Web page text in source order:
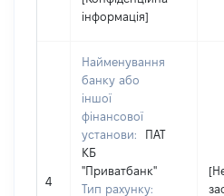
інформація]
4
Найменування
банку або
іншої
фінансової
установи:
ПАТ
КБ
"Приватбанк"
Тип рахунку: